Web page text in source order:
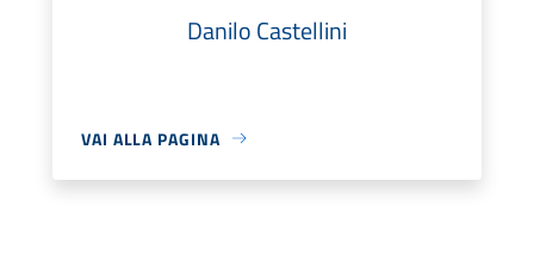
Danilo Castellini
VAI ALLA PAGINA